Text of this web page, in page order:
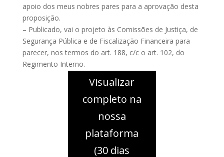
apoio dos meus nobres pares para a aprovação desta
proposição.
– Publicado, vai o projeto às Comissões de Justiça, de
Segurança Pública e de Fiscalização Financeira para
parecer, nos termos do art. 188, c/c o art. 102, do
Regimento Interno.
Visualizar
completo na
nossa
plataforma
(30 dias